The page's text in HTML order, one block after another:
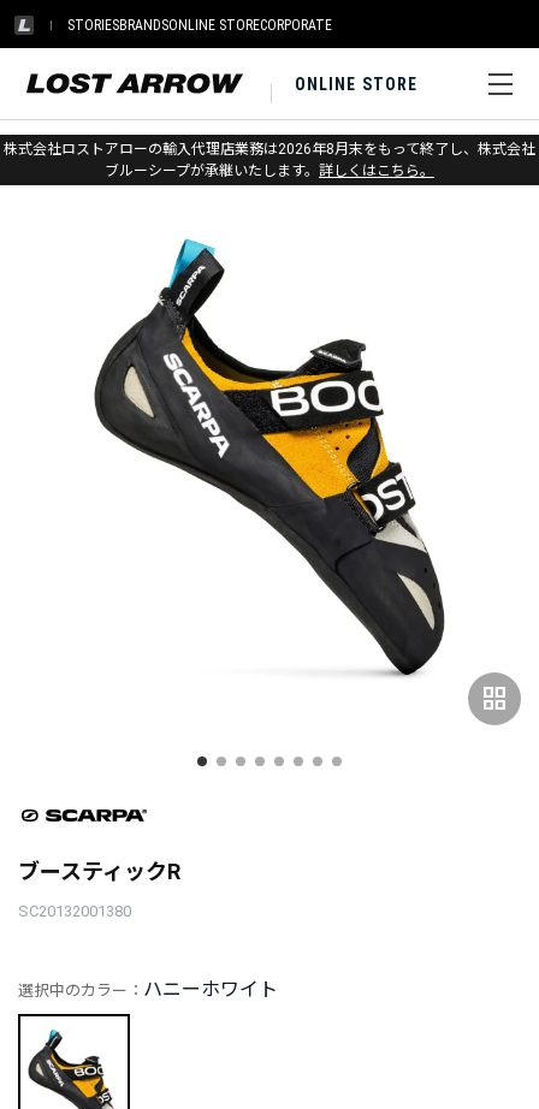
STORIESBRANDSONLINE STORECORPORATE
ONLINE STORE
株式会社ロストアローの輸入代理店業務は2026年8月末をもって終了し、株式会社
ブルーシープが承継いたします。 詳しくはこちら。
ホーム > スカルパ > クライミング
grid_view
ブースティックR
SC20132001380
選択中のカラー： ハニーホワイト